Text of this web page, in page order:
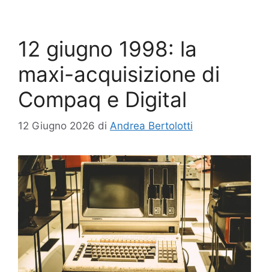
12 giugno 1998: la
maxi-acquisizione di
Compaq e Digital
12 Giugno 2026 di Andrea Bertolotti